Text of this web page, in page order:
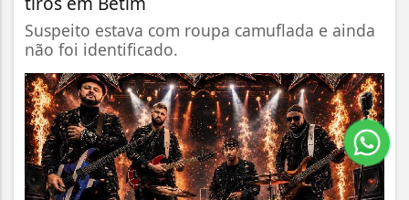
Suspeito estava com roupa camuflada e ainda
não foi identificado.